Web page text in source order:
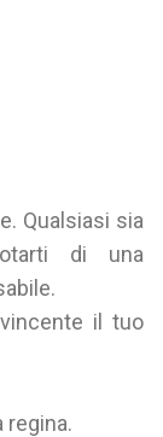
Qualsiasi sia
di una
il tuo
regina.